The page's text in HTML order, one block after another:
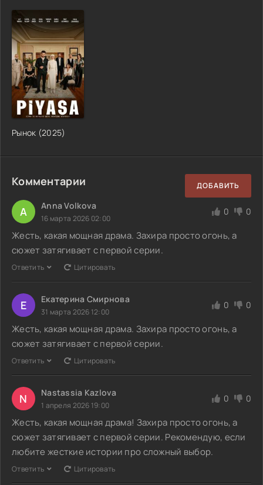
Рынок (2025)
Комментарии ДОБАВИТЬ
A Anna Volkova
16 марта 2026 02:00
0 0
Жесть, какая мощная драма. Захира просто огонь, а
сюжет затягивает с первой серии.
Ответить Цитировать
Е Екатерина Смирнова
31 марта 2026 12:00
0 0
Жесть, какая мощная драма. Захира просто огонь, а
сюжет затягивает с первой серии.
Ответить Цитировать
N Nastassia Kazlova
1 апреля 2026 19:00
0 0
Жесть, какая мощная драма! Захира просто огонь, а
сюжет затягивает с первой серии. Рекомендую, если
любите жесткие истории про сложный выбор.
Ответить Цитировать